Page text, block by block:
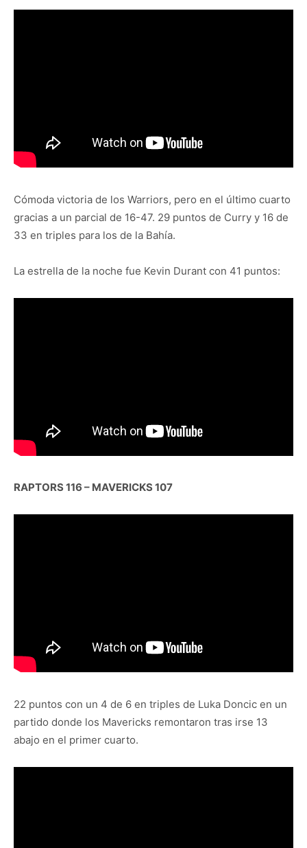
Cómoda victoria de los Warriors, pero en el último cuarto
gracias a un parcial de 16-47. 29 puntos de Curry y 16 de
33 en triples para los de la Bahía.
La estrella de la noche fue Kevin Durant con 41 puntos:
RAPTORS 116 – MAVERICKS 107
22 puntos con un 4 de 6 en triples de Luka Doncic en un
partido donde los Mavericks remontaron tras irse 13
abajo en el primer cuarto.